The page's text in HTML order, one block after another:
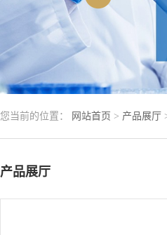
您当前的位置： 网站首页 > 产品展厅
产品展厅